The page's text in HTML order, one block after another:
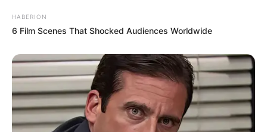
HABERION
6 Film Scenes That Shocked Audiences Worldwide